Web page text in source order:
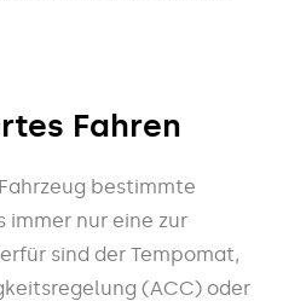
Fahren
bestimmte
immer nur eine zur
sind der Tempomat,
(ACC) oder